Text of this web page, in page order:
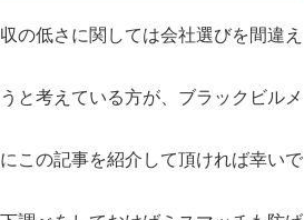
の低さに関しては会社選びを間違え
と考えている方が、ブラックビルメ
この記事を紹介して頂ければ幸いで